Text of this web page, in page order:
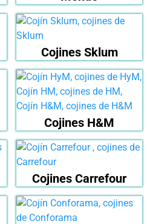
Cojines Sklum
Cojines H&M
Cojines Carrefour